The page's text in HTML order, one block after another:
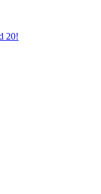
20!